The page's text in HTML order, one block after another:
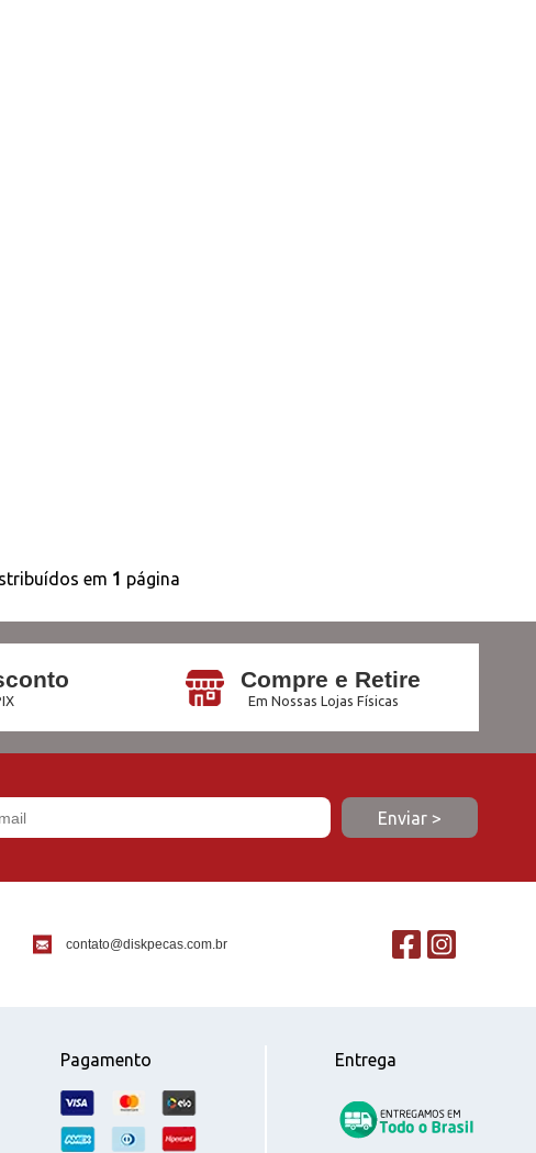
em 1 página
Compre e Retire
Em Nossas Lojas Físicas
contato@diskpecas.com.br
Pagamento Entrega